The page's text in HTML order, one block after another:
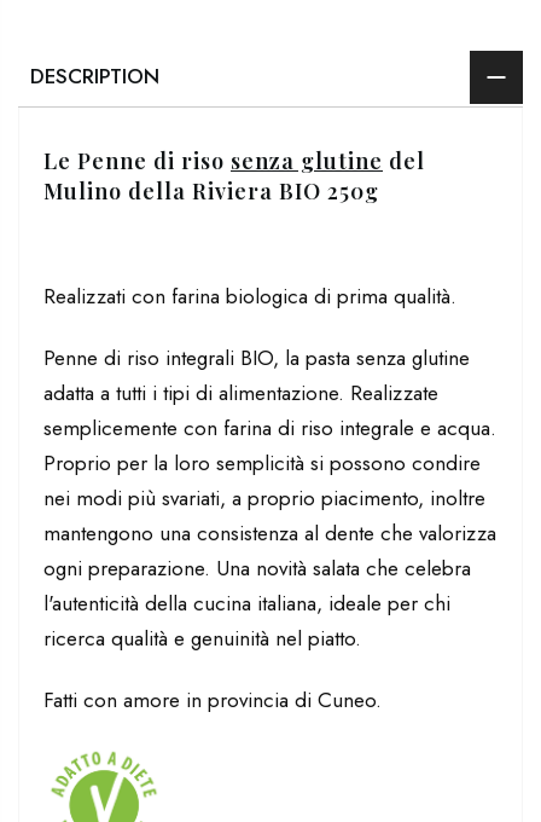
DESCRIPTION
Le Penne di riso senza glutine del
Mulino della Riviera BIO 250g
Realizzati con farina biologica di prima qualità.
Penne di riso integrali BIO, la pasta senza glutine
adatta a tutti i tipi di alimentazione. Realizzate
semplicemente con farina di riso integrale e acqua.
Proprio per la loro semplicità si possono condire
nei modi più svariati, a proprio piacimento, inoltre
mantengono una consistenza al dente che valorizza
ogni preparazione. Una novità salata che celebra
l'autenticità della cucina italiana, ideale per chi
ricerca qualità e genuinità nel piatto.
Fatti con amore in provincia di Cuneo.